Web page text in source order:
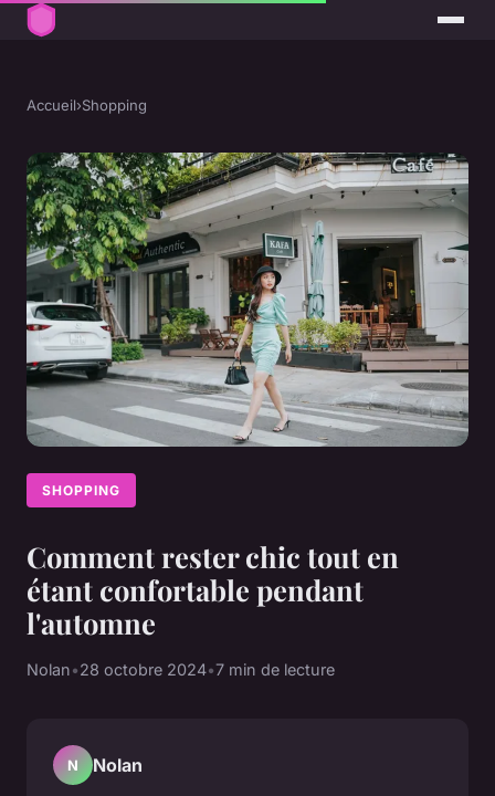
Accueil›Shopping
SHOPPING
Comment rester chic tout en
étant confortable pendant
l'automne
Nolan•28 octobre 2024•7 min de lecture
N Nolan